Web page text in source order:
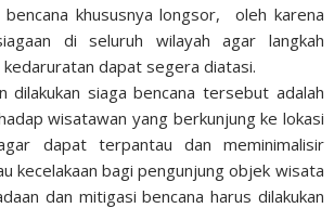
bencana khususnya longsor, oleh karena
di seluruh wilayah agar langkah
dapat segera diatasi.
dilakukan siaga bencana tersebut adalah
wisatawan yang berkunjung ke lokasi
dapat terpantau dan meminimalisir
kecelakaan bagi pengunjung objek wisata
dan mitigasi bencana harus dilakukan